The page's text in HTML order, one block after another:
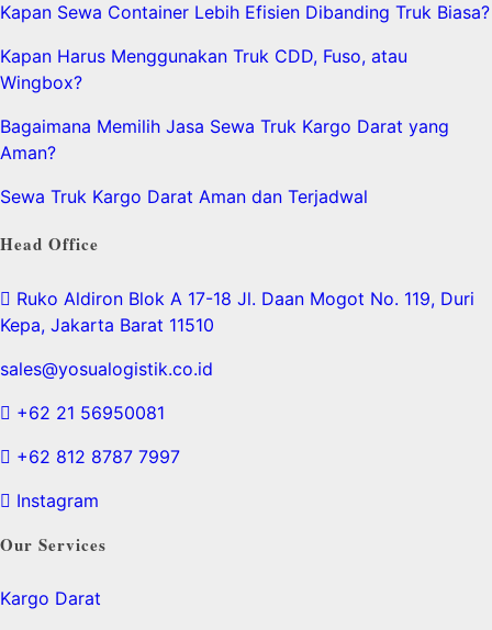
Kapan Sewa Container Lebih Efisien Dibanding Truk Biasa?
Kapan Harus Menggunakan Truk CDD, Fuso, atau
Wingbox?
Bagaimana Memilih Jasa Sewa Truk Kargo Darat yang
Aman?
Sewa Truk Kargo Darat Aman dan Terjadwal
Head Office
Ruko Aldiron Blok A 17-18 Jl. Daan Mogot No. 119, Duri
Kepa, Jakarta Barat 11510
sales@yosualogistik.co.id
+62 21 56950081
+62 812 8787 7997
Instagram
Our Services
Kargo Darat